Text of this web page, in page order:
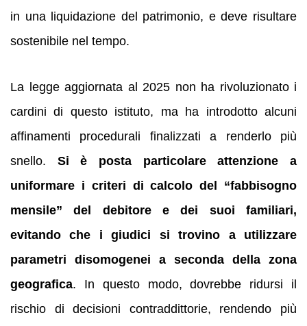
in una liquidazione del patrimonio, e deve risultare
sostenibile nel tempo.
La legge aggiornata al 2025 non ha rivoluzionato i
cardini di questo istituto, ma ha introdotto alcuni
affinamenti procedurali finalizzati a renderlo più
snello. Si è posta particolare attenzione a
uniformare i criteri di calcolo del “fabbisogno
mensile” del debitore e dei suoi familiari,
evitando che i giudici si trovino a utilizzare
parametri disomogenei a seconda della zona
geografica. In questo modo, dovrebbe ridursi il
rischio di decisioni contraddittorie, rendendo più